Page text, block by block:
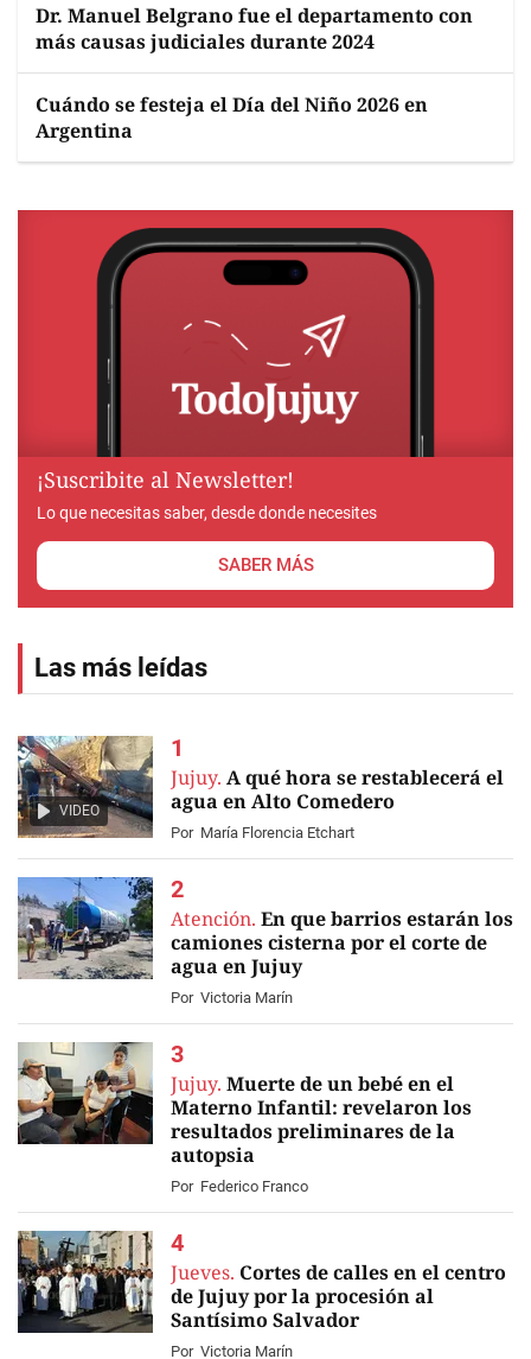
Dr. Manuel Belgrano fue el departamento con
más causas judiciales durante 2024
Cuándo se festeja el Día del Niño 2026 en
Argentina
¡Suscribite al Newsletter!
Lo que necesitas saber, desde donde necesites
SABER MÁS
Las más leídas
VIDEO
Jujuy. A qué hora se restablecerá el
agua en Alto Comedero
Por María Florencia Etchart
Atención. En que barrios estarán los
camiones cisterna por el corte de
agua en Jujuy
Por Victoria Marín
Jujuy. Muerte de un bebé en el
Materno Infantil: revelaron los
resultados preliminares de la
autopsia
Por Federico Franco
Jueves. Cortes de calles en el centro
de Jujuy por la procesión al
Santísimo Salvador
Por Victoria Marín